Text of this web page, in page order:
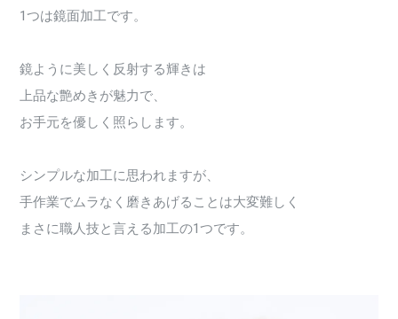
1つは鏡面加工です。
鏡ように美しく反射する輝きは
上品な艶めきが魅力で、
お手元を優しく照らします。
シンプルな加工に思われますが、
手作業でムラなく磨きあげることは大変難しく
まさに職人技と言える加工の1つです。